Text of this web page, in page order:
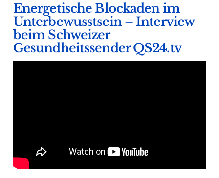
Energetische Blockaden im
Unterbewusstsein – Interview
beim Schweizer
Gesundheitssender QS24.tv